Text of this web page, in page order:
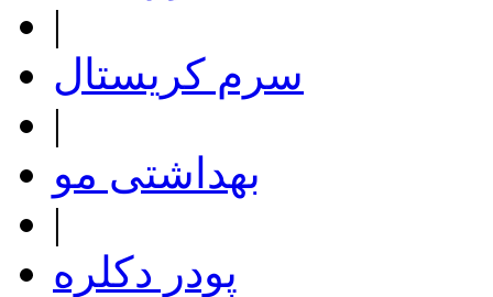
|
سرم کریستال
|
بهداشتی مو
|
پودر دکلره